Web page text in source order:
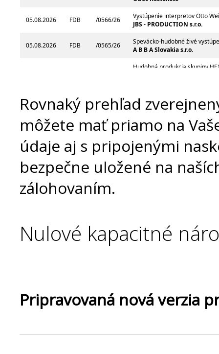
Rovnaký prehľad
môžete mať priamo na
údaje aj s pripojenými
bezpečne uložené na
zálohovaním.
Nulové kapacitné
Pripravovaná nová verzia